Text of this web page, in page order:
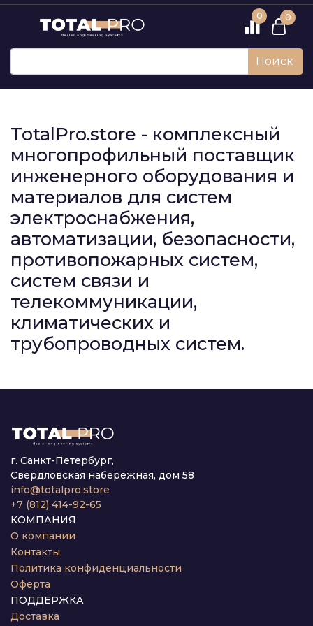
0 0
Поиск
TotalPro.store - комплексный
многопрофильный поставщик
инженерного оборудования и
материалов для систем
электроснабжения,
автоматизации, безопасности,
противопожарных систем,
систем связи и
телекоммуникации,
климатических и
трубопроводных систем.
г. Санкт-Петербург,
Свердловская набережная, дом 58
info@totalpro.store
+7 (812) 414-92-65
КОМПАНИЯ
О компании
Контакты
Политика конфиденциальности
Оферта
ПОДДЕРЖКА
Доставка